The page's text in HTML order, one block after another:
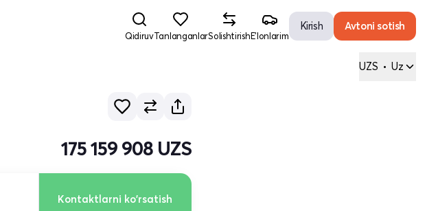
QidiruvTanlanganlarSolishtirishE'lonlarim
Kirish Avtoni sotish
UZS • Uz
175 159 908 UZS
Kontaktlarni ko'rsatish